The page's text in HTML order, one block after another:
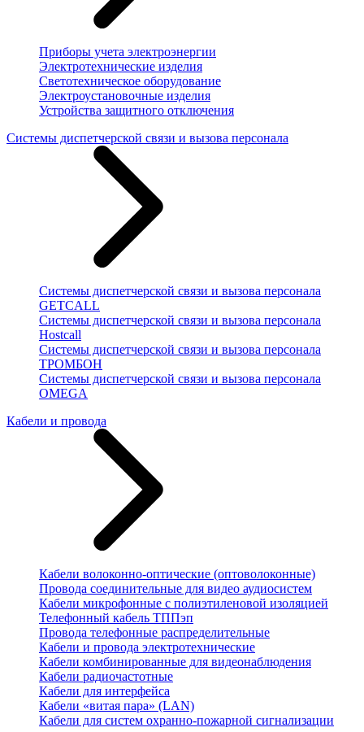
Приборы учета электроэнергии
Электротехнические изделия
Светотехническое оборудование
Электроустановочные изделия
Устройства защитного отключения
Системы диспетчерской связи и вызова персонала
Системы диспетчерской связи и вызова персонала
GETCALL
Системы диспетчерской связи и вызова персонала
Hostcall
Системы диспетчерской связи и вызова персонала
ТРОМБОН
Системы диспетчерской связи и вызова персонала
OMEGA
Кабели и провода
Кабели волоконно-оптические (оптоволоконные)
Провода соединительные для видео аудиосистем
Кабели микрофонные с полиэтиленовой изоляцией
Телефонный кабель ТППэп
Провода телефонные распределительные
Кабели и провода электротехнические
Кабели комбинированные для видеонаблюдения
Кабели радиочастотные
Кабели для интерфейса
Кабели «витая пара» (LAN)
Кабели для систем охранно-пожарной сигнализации